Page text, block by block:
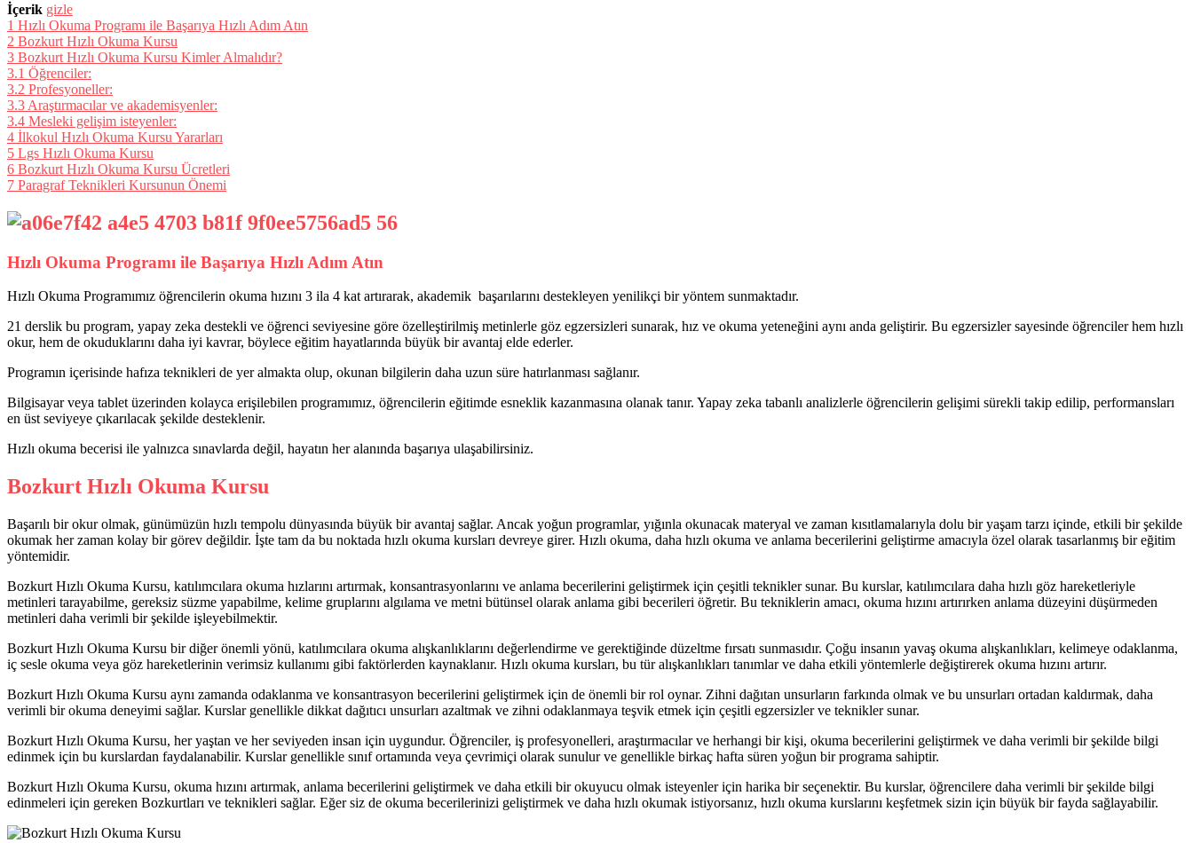
İçerik gizle
1 Hızlı Okuma Programı ile Başarıya Hızlı Adım Atın
2 Bozkurt Hızlı Okuma Kursu
3 Bozkurt Hızlı Okuma Kursu Kimler Almalıdır?
3.1 Öğrenciler:
3.2 Profesyoneller:
3.3 Araştırmacılar ve akademisyenler:
3.4 Mesleki gelişim isteyenler:
4 İlkokul Hızlı Okuma Kursu Yararları
5 Lgs Hızlı Okuma Kursu
6 Bozkurt Hızlı Okuma Kursu Ücretleri
7 Paragraf Teknikleri Kursunun Önemi
Hızlı Okuma Programı ile Başarıya Hızlı Adım Atın
Hızlı Okuma Programımız öğrencilerin okuma hızını 3 ila 4 kat artırarak, akademik başarılarını destekleyen yenilikçi bir yöntem sunmaktadır.
21 derslik bu program, yapay zeka destekli ve öğrenci seviyesine göre özelleştirilmiş metinlerle göz egzersizleri sunarak, hız ve okuma yeteneğini aynı anda geliştirir. Bu egzersizler sayesinde öğrenciler hem hızlı
okur, hem de okuduklarını daha iyi kavrar, böylece eğitim hayatlarında büyük bir avantaj elde ederler.
Programın içerisinde hafıza teknikleri de yer almakta olup, okunan bilgilerin daha uzun süre hatırlanması sağlanır.
Bilgisayar veya tablet üzerinden kolayca erişilebilen programımız, öğrencilerin eğitimde esneklik kazanmasına olanak tanır. Yapay zeka tabanlı analizlerle öğrencilerin gelişimi sürekli takip edilip, performansları
en üst seviyeye çıkarılacak şekilde desteklenir.
Hızlı okuma becerisi ile yalnızca sınavlarda değil, hayatın her alanında başarıya ulaşabilirsiniz.
Bozkurt Hızlı Okuma Kursu
Başarılı bir okur olmak, günümüzün hızlı tempolu dünyasında büyük bir avantaj sağlar. Ancak yoğun programlar, yığınla okunacak materyal ve zaman kısıtlamalarıyla dolu bir yaşam tarzı içinde, etkili bir şekilde
okumak her zaman kolay bir görev değildir. İşte tam da bu noktada hızlı okuma kursları devreye girer. Hızlı okuma, daha hızlı okuma ve anlama becerilerini geliştirme amacıyla özel olarak tasarlanmış bir eğitim
yöntemidir.
Bozkurt Hızlı Okuma Kursu, katılımcılara okuma hızlarını artırmak, konsantrasyonlarını ve anlama becerilerini geliştirmek için çeşitli teknikler sunar. Bu kurslar, katılımcılara daha hızlı göz hareketleriyle
metinleri tarayabilme, gereksiz süzme yapabilme, kelime gruplarını algılama ve metni bütünsel olarak anlama gibi becerileri öğretir. Bu tekniklerin amacı, okuma hızını artırırken anlama düzeyini düşürmeden
metinleri daha verimli bir şekilde işleyebilmektir.
Bozkurt Hızlı Okuma Kursu bir diğer önemli yönü, katılımcılara okuma alışkanlıklarını değerlendirme ve gerektiğinde düzeltme fırsatı sunmasıdır. Çoğu insanın yavaş okuma alışkanlıkları, kelimeye odaklanma,
iç sesle okuma veya göz hareketlerinin verimsiz kullanımı gibi faktörlerden kaynaklanır. Hızlı okuma kursları, bu tür alışkanlıkları tanımlar ve daha etkili yöntemlerle değiştirerek okuma hızını artırır.
Bozkurt Hızlı Okuma Kursu aynı zamanda odaklanma ve konsantrasyon becerilerini geliştirmek için de önemli bir rol oynar. Zihni dağıtan unsurların farkında olmak ve bu unsurları ortadan kaldırmak, daha
verimli bir okuma deneyimi sağlar. Kurslar genellikle dikkat dağıtıcı unsurları azaltmak ve zihni odaklanmaya teşvik etmek için çeşitli egzersizler ve teknikler sunar.
Bozkurt Hızlı Okuma Kursu, her yaştan ve her seviyeden insan için uygundur. Öğrenciler, iş profesyonelleri, araştırmacılar ve herhangi bir kişi, okuma becerilerini geliştirmek ve daha verimli bir şekilde bilgi
edinmek için bu kurslardan faydalanabilir. Kurslar genellikle sınıf ortamında veya çevrimiçi olarak sunulur ve genellikle birkaç hafta süren yoğun bir programa sahiptir.
Bozkurt Hızlı Okuma Kursu, okuma hızını artırmak, anlama becerilerini geliştirmek ve daha etkili bir okuyucu olmak isteyenler için harika bir seçenektir. Bu kurslar, öğrencilere daha verimli bir şekilde bilgi
edinmeleri için gereken Bozkurtları ve teknikleri sağlar. Eğer siz de okuma becerilerinizi geliştirmek ve daha hızlı okumak istiyorsanız, hızlı okuma kurslarını keşfetmek sizin için büyük bir fayda sağlayabilir.